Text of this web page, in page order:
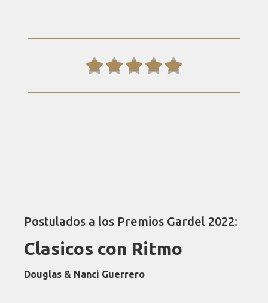

Postulados a los Premios Gardel 2022:
Clasicos con Ritmo
Douglas & Nanci Guerrero